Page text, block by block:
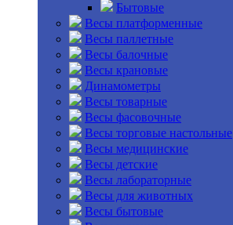
Бытовые
Весы платформенные
Весы паллетные
Весы балочные
Весы крановые
Динамометры
Весы товарные
Весы фасовочные
Весы торговые настольные
Весы медицинские
Весы детские
Весы лабораторные
Весы для животных
Весы бытовые